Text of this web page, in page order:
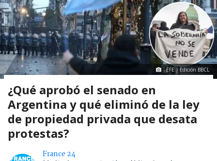
EFE | Edición BBCL
¿Qué aprobó el senado en
Argentina y qué eliminó de la ley
de propiedad privada que desata
protestas?
France 24